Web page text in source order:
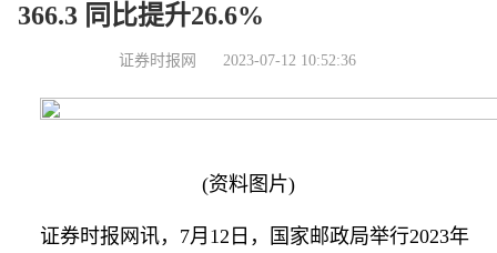
366.3 同比提升26.6%
证券时报网 2023-07-12 10:52:36
(资料图片)
证券时报网讯，7月12日，国家邮政局举行2023年